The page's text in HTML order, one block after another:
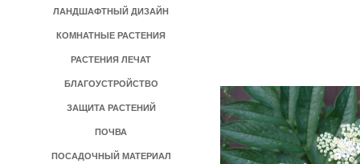
ЛАНДШАФТНЫЙ ДИЗАЙН
КОМНАТНЫЕ РАСТЕНИЯ
РАСТЕНИЯ ЛЕЧАТ
БЛАГОУСТРОЙСТВО
ЗАЩИТА РАСТЕНИЙ
ПОЧВА
ПОСАДОЧНЫЙ МАТЕРИАЛ